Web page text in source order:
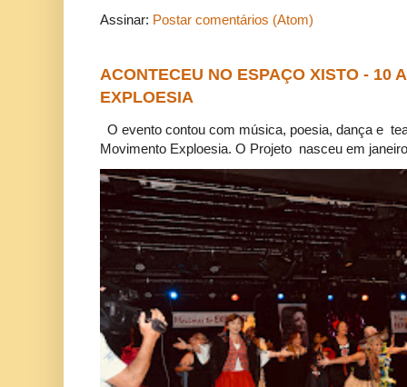
Assinar: Postar comentários (Atom)
ACONTECEU NO ESPAÇO XISTO - 10
EXPLOESIA
O evento contou com música, poesia, dança e
Movimento Exploesia. O Projeto nasceu em